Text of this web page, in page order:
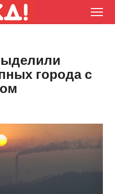
города с